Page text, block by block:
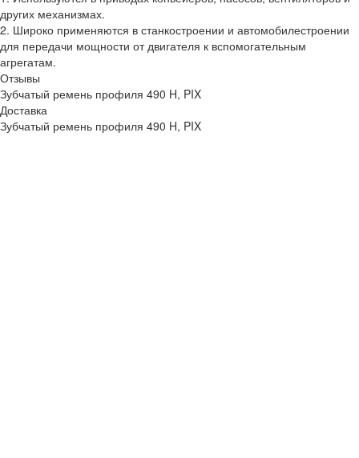
других механизмах.
2. Широко применяются в станкостроении и автомобилестроении
для передачи мощности от двигателя к вспомогательным
агрегатам.
Отзывы
Зубчатый ремень профиля 490 H, PIX
Доставка
Зубчатый ремень профиля 490 H, PIX